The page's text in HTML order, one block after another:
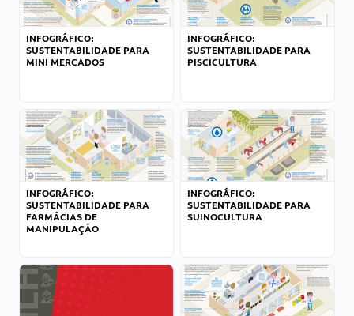
INFOGRÁFICO:
SUSTENTABILIDADE PARA
MINI MERCADOS
INFOGRÁFICO:
SUSTENTABILIDADE PARA
PISCICULTURA
INFOGRÁFICO:
SUSTENTABILIDADE PARA
FARMÁCIAS DE
MANIPULAÇÃO
INFOGRÁFICO:
SUSTENTABILIDADE PARA
SUINOCULTURA